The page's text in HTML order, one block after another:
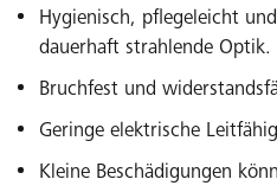
Hygienisch, pflegeleicht
dauerhaft strahlende Optik.
Bruchfest und
Geringe elektrische
Kleine Beschädigungen